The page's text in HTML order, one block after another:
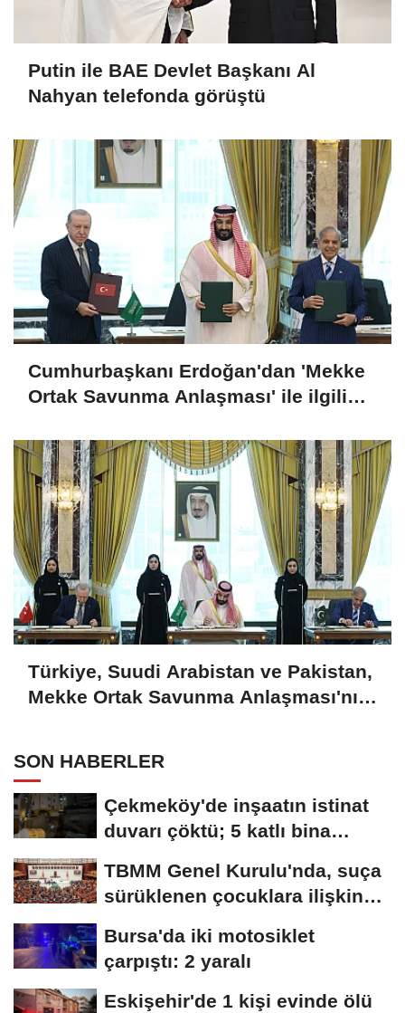
Putin ile BAE Devlet Başkanı Al
Nahyan telefonda görüştü
Cumhurbaşkanı Erdoğan'dan 'Mekke
Ortak Savunma Anlaşması' ile ilgili
Türkiye, Suudi Arabistan ve Pakistan,
Mekke Ortak Savunma Anlaşması'nı
SON HABERLER
Çekmeköy'de inşaatın istinat
duvarı çöktü; 5 katlı bina
TBMM Genel Kurulu'nda, suça
sürüklenen çocuklara ilişkin
Bursa'da iki motosiklet
çarpıştı: 2 yaralı
Eskişehir'de 1 kişi evinde ölü